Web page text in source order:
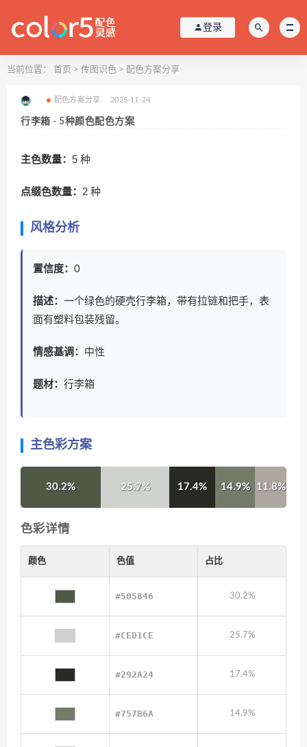
登录
当前位置： 首页 > 传图识色 > 配色方案分享
配色方案分享 2025-11-24
行李箱 - 5种颜色配色方案
主色数量： 5 种
点缀色数量： 2 种
风格分析
置信度： 0
描述： 一个绿色的硬壳行李箱，带有拉链和把手，表
面有塑料包装残留。
情感基调： 中性
题材： 行李箱
主色彩方案
30.2% 25.7% 17.4% 14.9% 11.8%
色彩详情
颜色 色值 占比
#505846 30.2%
#CED1CE 25.7%
#292A24 17.4%
#757B6A 14.9%